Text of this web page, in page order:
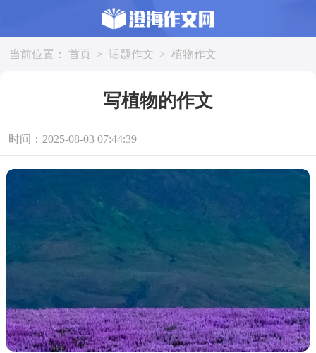
当前位置： 首页 > 话题作文 > 植物作文
写植物的作文
时间：2025-08-03 07:44:39